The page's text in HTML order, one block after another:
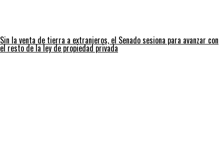
Sin la venta de tierra a extranjeros, el Senado sesiona para avanzar con
el resto de la ley de propiedad privada